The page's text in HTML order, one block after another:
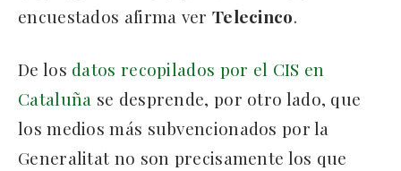
encuestados afirma ver Telecinco.
De los datos recopilados por el CIS en
Cataluña se desprende, por otro lado, que
los medios más subvencionados por la
Generalitat no son precisamente los que